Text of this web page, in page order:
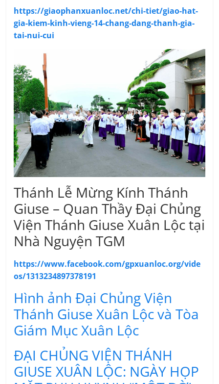
https://giaophanxuanloc.net/chi-tiet/giao-hat-
gia-kiem-kinh-vieng-14-chang-dang-thanh-gia-
tai-nui-cui
Thánh Lễ Mừng Kính Thánh
Giuse – Quan Thầy Đại Chủng
Viện Thánh Giuse Xuân Lộc tại
Nhà Nguyện TGM
https://www.facebook.com/gpxuanloc.org/vide
os/1313234897378191
Hình ảnh Đại Chủng Viện
Thánh Giuse Xuân Lộc và Tòa
Giám Mục Xuân Lộc
ĐẠI CHỦNG VIỆN THÁNH
GIUSE XUÂN LỘC: NGÀY HỌP